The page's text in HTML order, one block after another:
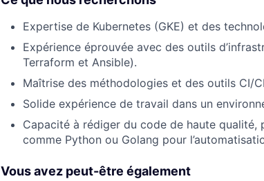
Expertise de Kubernetes (GKE) et des
Expérience éprouvée avec des outils
Terraform et Ansible).
Maîtrise des méthodologies et des outils CI/
Solide expérience de travail dans un
Capacité à rédiger du code de haute
comme Python ou Golang pour
Vous avez peut-être également